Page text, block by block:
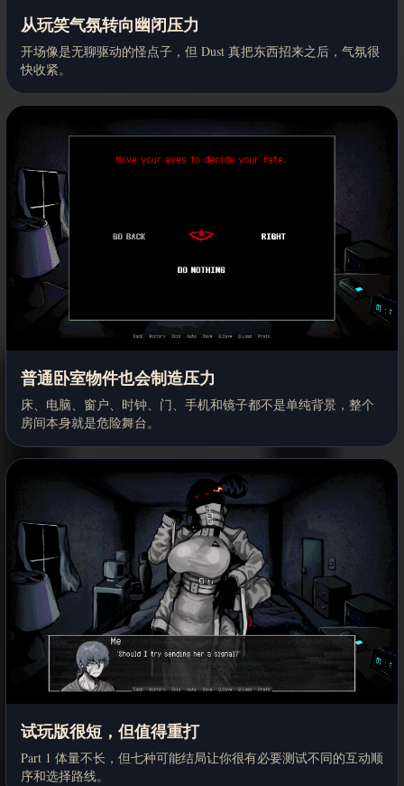
从玩笑气氛转向幽闭压力
开场像是无聊驱动的怪点子，但 Dust 真把东西招来之后，气氛很
快收紧。
普通卧室物件也会制造压力
床、电脑、窗户、时钟、门、手机和镜子都不是单纯背景，整个
房间本身就是危险舞台。
试玩版很短，但值得重打
Part 1 体量不长，但七种可能结局让你很有必要测试不同的互动顺
序和选择路线。